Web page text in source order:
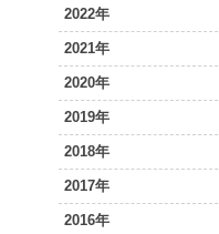
2022年
2021年
2020年
2019年
2018年
2017年
2016年